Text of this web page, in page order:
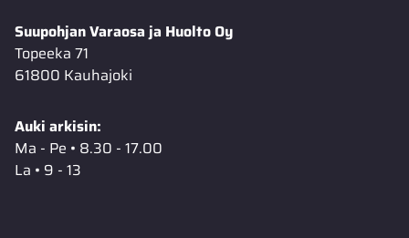
Suupohjan Varaosa ja Huolto Oy
Topeeka 71
61800 Kauhajoki
Auki arkisin:
Ma - Pe • 8.30 - 17.00
La • 9 - 13